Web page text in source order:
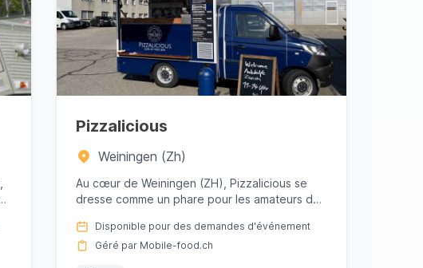
Pizzalicious
Weiningen (Zh)
Au cœur de Weiningen (ZH), Pizzalicious se
dresse comme un phare pour les amateurs de
Disponible pour des demandes d'événement
Géré par Mobile-food.ch